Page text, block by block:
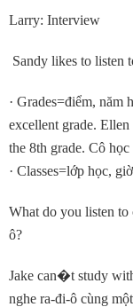
Larry: Interview
Sandy likes to listen
· Grades=điểm, năm
excellent grade.
the 8th grade. Cô học
· Classes=lớp học,
What do you listen
ô?
Jake can�t study
nghe ra-đi-ô cùng